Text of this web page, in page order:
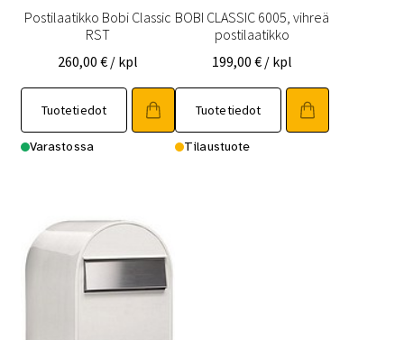
Postilaatikko Bobi Classic
RST
260,00 € / kpl
Tuotetiedot
Varastossa
BOBI CLASSIC 6005, vihreä
postilaatikko
199,00€ / kpl
Tuotetiedot
Tilaustuote